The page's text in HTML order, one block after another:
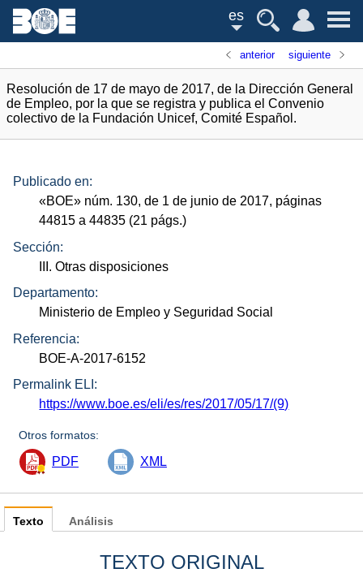
es
anterior siguiente
Resolución de 17 de mayo de 2017, de la Dirección General
de Empleo, por la que se registra y publica el Convenio
colectivo de la Fundación Unicef, Comité Español.
Publicado en:
«BOE» núm. 130, de 1 de junio de 2017, páginas
44815 a 44835 (21 págs.)
Sección:
III. Otras disposiciones
Departamento:
Ministerio de Empleo y Seguridad Social
Referencia:
BOE-A-2017-6152
Permalink ELI:
https://www.boe.es/eli/es/res/2017/05/17/(9)
Otros formatos:
PDF XML
Texto
TEXTO ORIGINAL
Análisis